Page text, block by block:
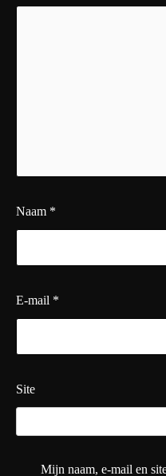
Naam *
E-mail *
Site
Mijn naam, e-mail en